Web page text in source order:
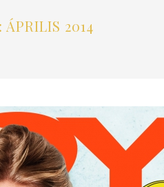
ÁPRILIS 2014